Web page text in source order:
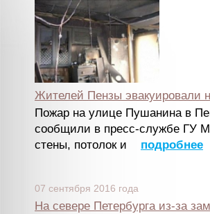
Жителей Пензы эвакуировали
Пожар на улице Пушанина в
сообщили в пресс-службе ГУ
стены, потолок и подробнее
07 сентября 2016 года
На севере Петербурга из-за